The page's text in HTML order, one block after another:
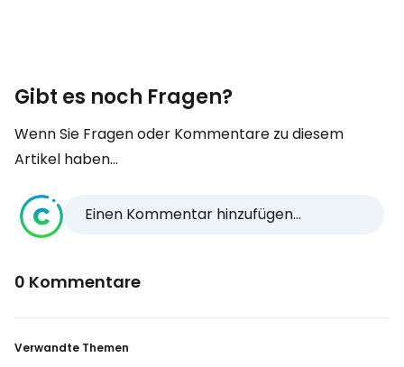
Gibt es noch Fragen?
Wenn Sie Fragen oder Kommentare zu diesem
Artikel haben...
Einen Kommentar hinzufügen...
0 Kommentare
Verwandte Themen